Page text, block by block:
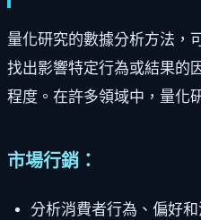
量化研究的數據分析方法，
找出影響特定行為或結果的
程度。在許多領域中，量化
市場行銷：
分析消費者行為、偏好